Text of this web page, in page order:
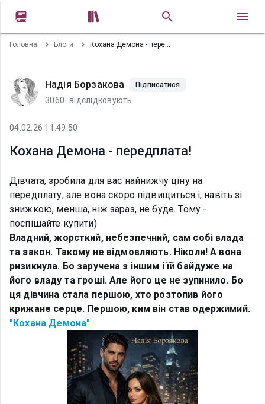
 
Головна Блоги Кохана Демона - передплата!
Надія Борзакова Підписатися
3060 відслідковують
04.02.26 11:49:50
Кохана Демона - передплата!
Дівчата, зробила для вас найнижчу ціну на
передплату, але вона скоро підвищиться і, навіть зі
знижкою, менша, ніж зараз, не буде. Тому -
поспішайте купити)
Владний, жорсткий, небезпечний, сам собі влада
та закон. Такому не відмовляють. Ніколи! А вона
ризикнула. Бо заручена з іншим і їй байдуже на
його владу та гроші. Але його це не зупинило. Бо
ця дівчина стала першою, хто розтопив його
крижане серце. Першою, ким він став одержимий.
"Кохана Демона"